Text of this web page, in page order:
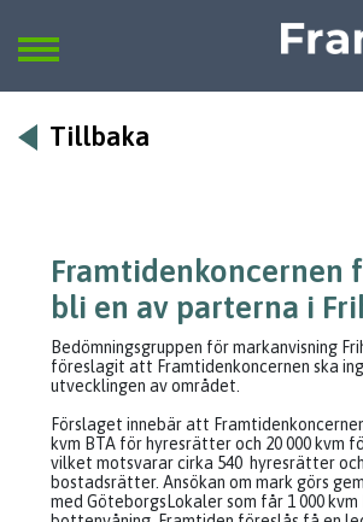
Tillbaka
Framtidenkoncernen
bli en av parterna i
Bedömningsgruppen för markanvisning
föreslagit att Framtidenkoncernen ska
utvecklingen av området.
Förslaget innebär att
kvm BTA för hyresrätter och 20 000 kvm
vilket motsvarar cirka 540 hyresrätter
bostadsrätter. Ansökan om mark görs
med GöteborgsLokaler som får 1 000